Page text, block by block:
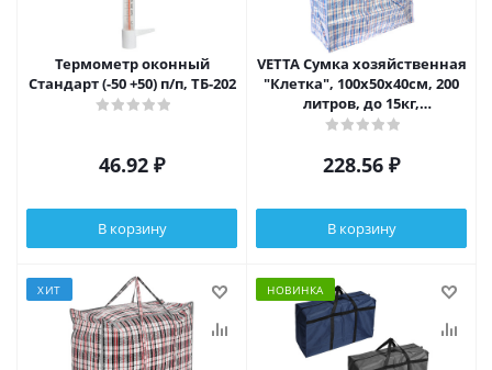
Термометр оконный
Стандарт (-50 +50) п/п, ТБ-202
46.92 ₽
В корзину
VETTA Сумка хозяйственная
"Клетка", 100x50x40см, 200
литров, до 15кг,
полипропилен, 2 цвета
228.56 ₽
В корзину
ХИТ НОВИНКА